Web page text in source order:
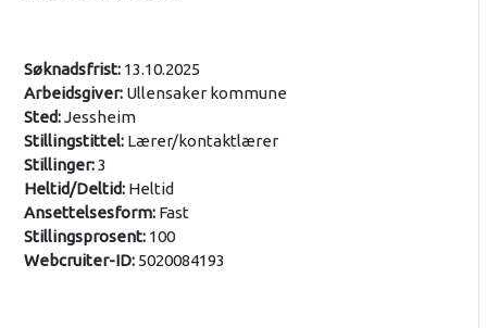
Søknadsfrist:13.10.2025
Arbeidsgiver:Ullensaker kommune
Sted:Jessheim
Stillingstittel:Lærer/kontaktlærer
Stillinger:3
Heltid/Deltid:Heltid
Ansettelsesform:Fast
Stillingsprosent:100
Webcruiter-ID:5020084193